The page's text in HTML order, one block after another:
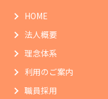
HOME
法人概要
理念体系
利用のご案内
職員採用